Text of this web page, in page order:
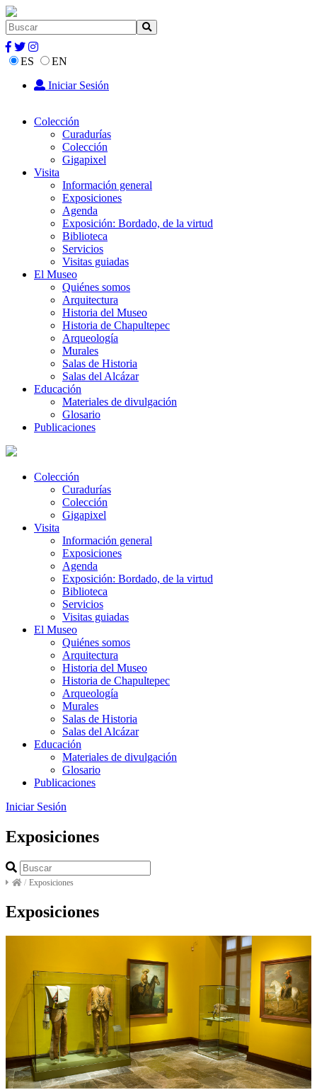
ES
EN
Iniciar Sesión
Colección
Curadurías
Colección
Gigapixel
Visita
Información general
Exposiciones
Agenda
Exposición: Bordado, de la virtud
Biblioteca
Servicios
Visitas guiadas
El Museo
Quiénes somos
Arquitectura
Historia del Museo
Historia de Chapultepec
Arqueología
Murales
Salas de Historia
Salas del Alcázar
Educación
Materiales de divulgación
Glosario
Publicaciones
Colección
Curadurías
Colección
Gigapixel
Visita
Información general
Exposiciones
Agenda
Exposición: Bordado, de la virtud
Biblioteca
Servicios
Visitas guiadas
El Museo
Quiénes somos
Arquitectura
Historia del Museo
Historia de Chapultepec
Arqueología
Murales
Salas de Historia
Salas del Alcázar
Educación
Materiales de divulgación
Glosario
Publicaciones
Iniciar Sesión
Exposiciones
/ Exposiciones
Exposiciones